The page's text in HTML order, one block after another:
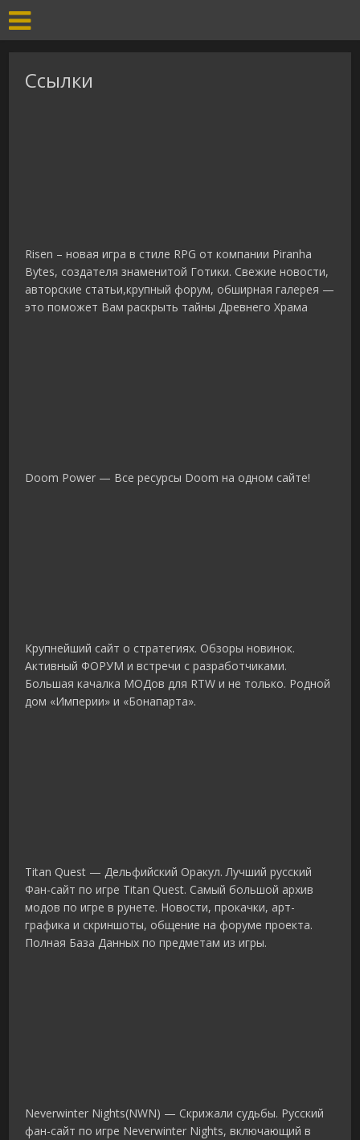
Ссылки
Risen – новая игра в стиле RPG от компании Piranha
Bytes, создателя знаменитой Готики. Свежие новости,
авторские статьи,крупный форум, обширная галерея —
это поможет Вам раскрыть тайны Древнего Храма
Doom Power — Все ресурсы Doom на одном сайте!
Крупнейший сайт о стратегиях. Обзоры новинок.
Активный ФОРУМ и встречи с разработчиками.
Большая качалка МОДов для RTW и не только. Родной
дом «Империи» и «Бонапарта».
Titan Quest — Дельфийский Оракул. Лучший русский
Фан-сайт по игре Titan Quest. Самый большой архив
модов по игре в рунете. Новости, прокачки, арт-
графика и скриншоты, общение на форуме проекта.
Полная База Данных по предметам из игры.
Neverwinter Nights(NWN) — Скрижали судьбы. Русский
фан-сайт по игре Neverwinter Nights, включающий в